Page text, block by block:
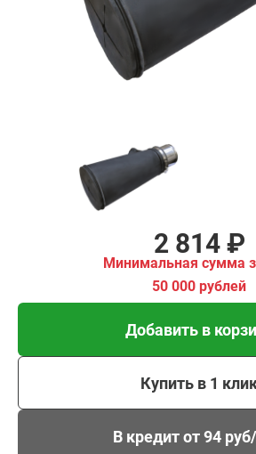
2 814 ₽
Минимальная сумма
50 000 рублей
Добавить в
Купить в 1
В кредит от 94
Купить в 1 клик
В кредит от 94 руб/мес